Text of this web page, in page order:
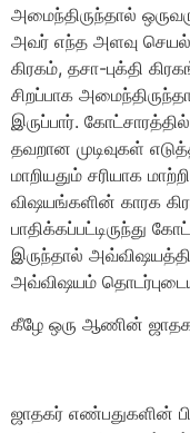
அமைந்திருந்தால்
அவர் எந்த அளவு
கிரகம், தசா-புக்தி
சிறப்பாக
இருப்பார்.
தவறான முடிவுகள்
மாறியதும் சரியாக
விஷயங்களின் காரக
பாதிக்கப்பட்டிருந்து
இருந்தால்
அவ்விஷயம்
கீழே ஒரு ஆணின்
ஜாதகர் எண்பதுகளின்